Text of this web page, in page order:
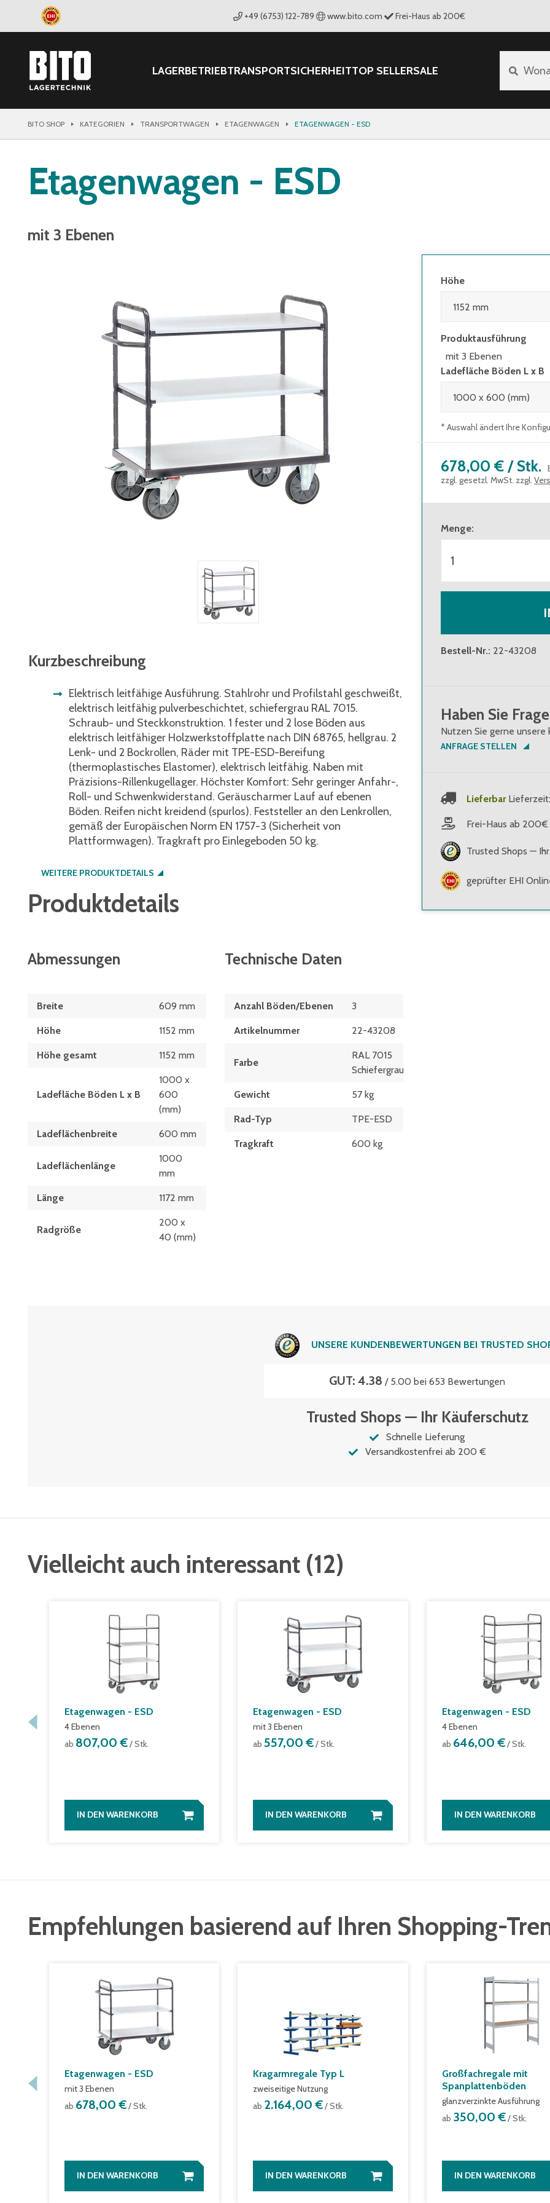
+49 (6753) 122-789 www.bito.com Frei-Haus ab 200€
LAGERBETRIEBTRANSPORTSICHERHEITTOP SELLERSALE
BITO SHOP KATEGORIEN TRANSPORTWAGEN ETAGENWAGEN ETAGENWAGEN - ESD
Etagenwagen - ESD
mit 3 Ebenen
Kurzbeschreibung
Elektrisch leitfähige Ausführung. Stahlrohr und Profilstahl geschweißt,
elektrisch leitfähig pulverbeschichtet, schiefergrau RAL 7015.
Schraub- und Steckkonstruktion. 1 fester und 2 lose Böden aus
elektrisch leitfähiger Holzwerkstoffplatte nach DIN 68765, hellgrau. 2
Lenk- und 2 Bockrollen, Räder mit TPE-ESD-Bereifung
(thermoplastisches Elastomer), elektrisch leitfähig. Naben mit
Präzisions-Rillenkugellager. Höchster Komfort: Sehr geringer Anfahr-,
Roll- und Schwenkwiderstand. Geräuscharmer Lauf auf ebenen
Böden. Reifen nicht kreidend (spurlos). Feststeller an den Lenkrollen,
gemäß der Europäischen Norm EN 1757-3 (Sicherheit von
Plattformwagen). Tragkraft pro Einlegeboden 50 kg.
WEITERE PRODUKTDETAILS
Produktdetails
Abmessungen
Breite 609 mm
Höhe 1152 mm
Höhe gesamt 1152 mm
Ladefläche Böden L x B
1000 x
600
(mm)
Ladeflächenbreite 600 mm
Ladeflächenlänge
1000
mm
Länge 1172 mm
Radgröße
200 x
40 (mm)
Technische Daten
Anzahl Böden/Ebenen 3
Artikelnummer 22-43208
Farbe
RAL 7015
Schiefergrau
Gewicht 57 kg
Rad-Typ TPE-ESD
Tragkraft 600 kg
Höhe
Produktausführung
mit 3 Ebenen
Ladefläche Böden L x B
* Auswahl ändert Ihre
678,00 € / Stk.
zzgl. gesetzl. MwSt. zzgl.
Menge:
Bestell-Nr.: 22-43208
Haben Sie
Nutzen Sie gerne unsere
ANFRAGE STELLEN
Lieferbar
Frei-Haus ab 200€
Trusted Shops —
geprüfter EHI
UNSERE KUNDENBEWERTUNGEN BEI TRUSTED
GUT: 4.38 / 5.00 bei 653 Bewertungen
Trusted Shops — Ihr Käuferschutz
Schnelle Lieferung
Versandkostenfrei ab 200 €
Vielleicht auch interessant (12)
Etagenwagen - ESD
4 Ebenen
ab 807,00 €/ Stk.
IN DEN WARENKORB
Etagenwagen - ESD
mit 3 Ebenen
ab557,00 €/ Stk.
IN DEN WARENKORB
Etagenwagen - ESD
4 Ebenen
ab 646,00 €/ Stk.
IN DEN WARENKORB
Empfehlungen basierend auf Ihren Shopping-
Etagenwagen - ESD
mit 3 Ebenen
ab 678,00 €/ Stk.
IN DEN WARENKORB
Kragarmregale Typ L
zweiseitige Nutzung
ab 2.164,00 €/ Stk.
IN DEN WARENKORB
Großfachregale mit
Spanplattenböden
glanzverzinkte Ausführung
ab 350,00 €/ Stk.
IN DEN WARENKORB